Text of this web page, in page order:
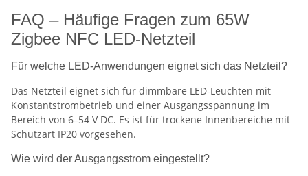
FAQ – Häufige Fragen zum 65W
Zigbee NFC LED-Netzteil
Für welche LED-Anwendungen eignet sich das Netzteil?
Das Netzteil eignet sich für dimmbare LED-Leuchten mit
Konstantstrombetrieb und einer Ausgangsspannung im
Bereich von 6–54 V DC. Es ist für trockene Innenbereiche mit
Schutzart IP20 vorgesehen.
Wie wird der Ausgangsstrom eingestellt?